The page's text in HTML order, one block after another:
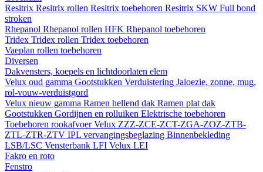
Resitrix Resitrix rollen Resitrix toebehoren Resitrix SKW Full bond
stroken
Rhepanol Rhepanol rollen HFK Rhepanol toebehoren
Tridex Tridex rollen Tridex toebehoren
Vaeplan rollen toebehoren
Diversen
Dakvensters, koepels en lichtdoorlaten elem
Velux oud gamma Gootstukken Verduistering Jaloezie, zonne, mug,
rol-vouw-verduistgord
Velux nieuw gamma Ramen hellend dak Ramen plat dak
Gootstukken Gordijnen en rolluiken Elektrische toebehoren
Toebehoren rookafvoerVelux ZZZ-ZCE-ZCT-ZGA-ZOZ-ZTB-
ZTL-ZTR-ZTV IPL vervangingsbeglazing Binnenbekleding
LSB/LSC Vensterbank LFI Velux LEI
Fakro en roto
Fenstro